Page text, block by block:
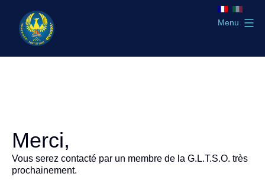
contenu
Menu
Merci,
Vous serez contacté par un membre de la G.L.T.S.O. très
prochainement.